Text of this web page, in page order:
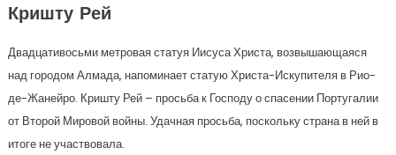
Кришту Рей
Двадцативосьми метровая статуя Иисуса Христа, возвышающаяся
над городом Алмада, напоминает статую Христа-Искупителя в Рио-
де-Жанейро. Кришту Рей – просьба к Господу о спасении Португалии
от Второй Мировой войны. Удачная просьба, поскольку страна в ней в
итоге не участвовала.